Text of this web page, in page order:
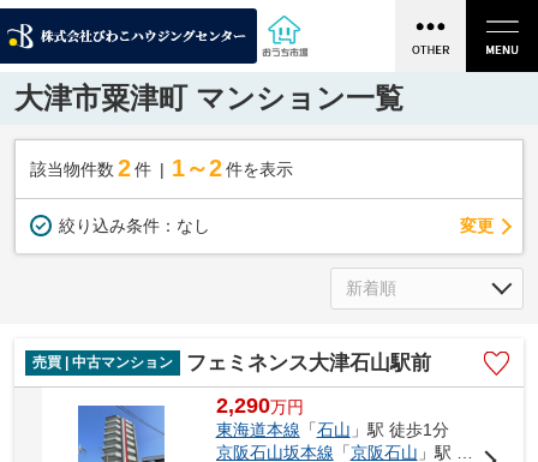
大津市粟津町 マンション一覧
該当物件数 2件 1～2 件を表示
絞り込み条件： なし 変更
売買 | 中古マンション フェミネンス大津石山駅前
2,290万円
東海道本線 「石山 」駅 徒歩1分
京阪石山坂本線 「京阪石山 」駅 徒歩1分